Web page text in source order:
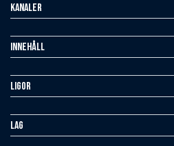
Kanaler
Innehåll
Ligor
Lag